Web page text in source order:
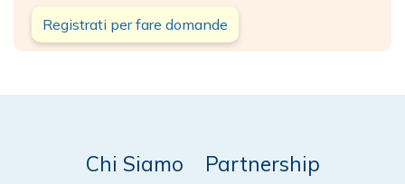
Registrati per fare domande
Chi Siamo
Partnership